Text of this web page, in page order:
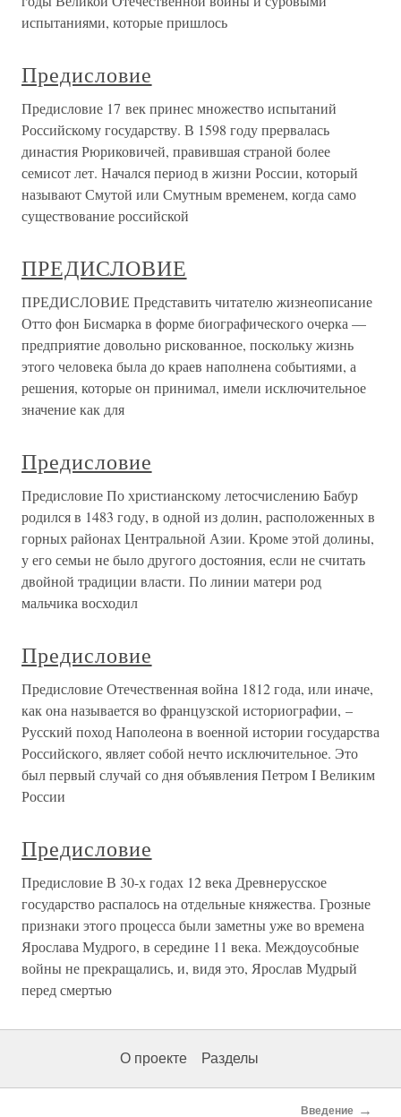
испытаниями, которые пришлось
Предисловие
Предисловие 17 век принес множество испытаний
Российскому государству. В 1598 году прервалась
династия Рюриковичей, правившая страной более
семисот лет. Начался период в жизни России, который
называют Смутой или Смутным временем, когда само
существование российской
ПРЕДИСЛОВИЕ
ПРЕДИСЛОВИЕ Представить читателю жизнеописание
Отто фон Бисмарка в форме биографического очерка —
предприятие довольно рискованное, поскольку жизнь
этого человека была до краев наполнена событиями, а
решения, которые он принимал, имели исключительное
значение как для
Предисловие
Предисловие По христианскому летосчислению Бабур
родился в 1483 году, в одной из долин, расположенных в
горных районах Центральной Азии. Кроме этой долины,
у его семьи не было другого достояния, если не считать
двойной традиции власти. По линии матери род
мальчика восходил
Предисловие
Предисловие Отечественная война 1812 года, или иначе,
как она называется во французской историографии, –
Русский поход Наполеона в военной истории государства
Российского, являет собой нечто исключительное. Это
был первый случай со дня объявления Петром I Великим
России
Предисловие
Предисловие В 30-х годах 12 века Древнерусское
государство распалось на отдельные княжества. Грозные
признаки этого процесса были заметны уже во времена
Ярослава Мудрого, в середине 11 века. Междоусобные
войны не прекращались, и, видя это, Ярослав Мудрый
перед смертью
О проекте Разделы
Введение →